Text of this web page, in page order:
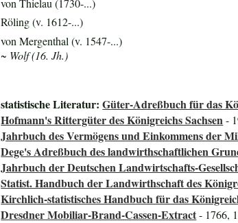
von Thielau (1730-...)
Röling (v. 1612-...)
von Mergenthal (v. 1547-...)
~ Wolf (16. Jh.)
statistische Literatur:Güter-Adreßbuch für das
Hofmann's Rittergüter des Königreichs Sachsen-
Jahrbuch des Vermögens und Einkommens der
Dege's Adreßbuch des landwirthschaftlichen
Jahrbuch der Deutschen Landwirtschafts-
Statist. Handbuch der Landwirthschaft des
Kirchlich-statistisches Handbuch für das
Dresdner Mobiliar-Brand-Cassen-Extract- 1766,